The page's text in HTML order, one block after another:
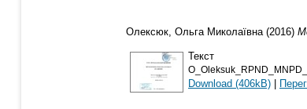
Олексюк, Ольга Миколаївна (2016)
Текст
Download (406kB) |